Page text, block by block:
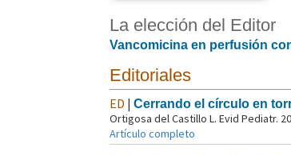
La elección del Editor
Vancomicina en perfusión
Editoriales
ED | Cerrando el círculo en
Ortigosa del Castillo L. Evid Pediatr.
Artículo completo